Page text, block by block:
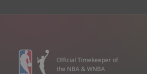
Official Timekeeper of
the NBA & WNBA